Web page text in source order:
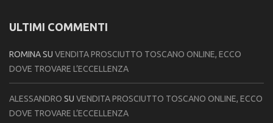
ULTIMI COMMENTI
ROMINASU VENDITA PROSCIUTTO TOSCANO ONLINE, ECCO
DOVE TROVARE L’ECCELLENZA
ALESSANDRO SU VENDITA PROSCIUTTO TOSCANO ONLINE, ECCO
DOVE TROVARE L’ECCELLENZA